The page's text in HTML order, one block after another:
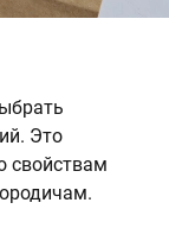
Это
свойствам